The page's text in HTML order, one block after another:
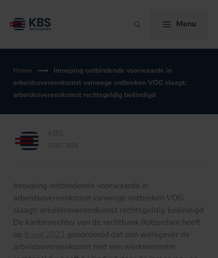
naar
Zoeken Menu
Home
Inroeping ontbindende voorwaarde in
arbeidsovereenkomst vanwege ontbreken VOG slaagt:
arbeidsovereenkomst rechtsgeldig beëindigd
KBS
02.07.2021
Inroeping ontbindende voorwaarde in
arbeidsovereenkomst vanwege ontbreken VOG
slaagt: arbeidsovereenkomst rechtsgeldig beëindigd
De kantonrechter van de rechtbank Rotterdam heeft
op 9 juni 2021 geoordeeld dat een werkgever de
arbeidsovereenkomst met een werkneemster